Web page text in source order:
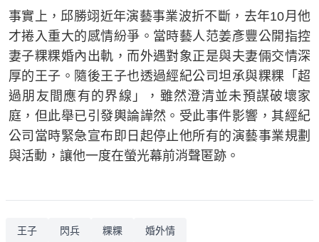
事實上，邱勝翊近年演藝事業波折不斷，去年10月他
才捲入重大的感情紛爭。當時藝人范姜彥豐公開指控
妻子粿粿婚內出軌，而外遇對象正是與夫妻倆交情深
厚的王子。隨後王子也透過經紀公司坦承與粿粿「超
過朋友間應有的界線」，雖然澄清並未預謀破壞家
庭，但此舉已引發輿論譁然。受此事件影響，其經紀
公司當時緊急宣布即日起停止他所有的演藝事業規劃
與活動，讓他一度在螢光幕前消聲匿跡。
王子 閃兵 粿粿 婚外情